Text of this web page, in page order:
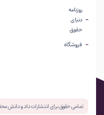
روزنامه
دنیای
حقوق
فروشگاه
تمامی حقوق برای انتشارات داد و دانش